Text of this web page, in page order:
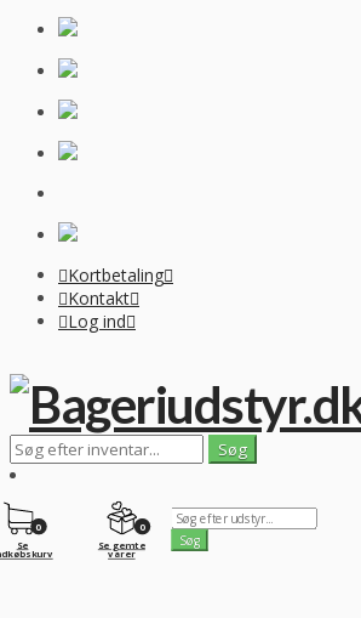
Kortbetaling
Kontakt
Log ind
0
Se gemte
varer
0
Se